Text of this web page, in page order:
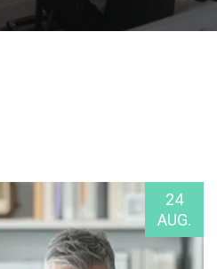
24
AUG.